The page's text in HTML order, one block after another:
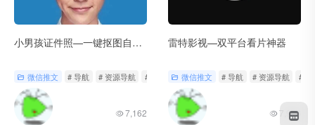
小男孩证件照—一键抠图自动裁剪
微信推文 # 导航 # 资源导航 # 轻工具
7,162
雷特影视—双平台看片神器
微信推文 # 导航 # 资源导航 # 轻
7,996